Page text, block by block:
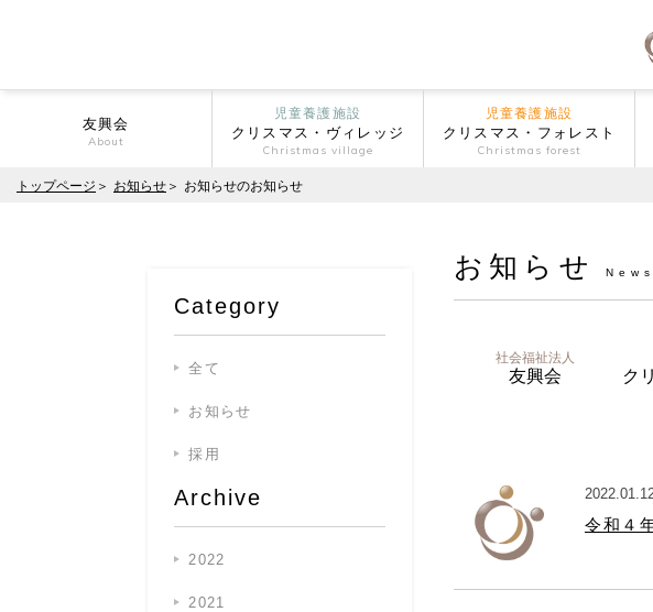
友興会
About
児童養護施設
クリスマス・ヴィレッジ
Christmas village
児童養護施設
クリスマス・フォレスト
Christmas forest
トップページ お知らせ お知らせのお知らせ
お知らせ
社会福祉法人
友興会
ク
令和４
Category
全て
お知らせ
採用
Archive
2022
2021